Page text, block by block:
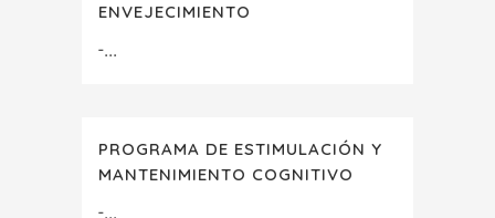
ENVEJECIMIENTO
-...
PROGRAMA DE ESTIMULACIÓN Y
MANTENIMIENTO COGNITIVO
-...